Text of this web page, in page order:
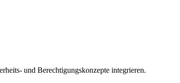
und Berechtigungskonzepte integrieren.